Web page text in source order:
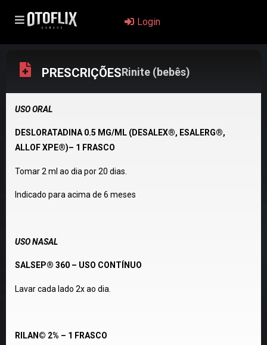
Login
PRESCRIÇÕESRinite (bebês)
USO ORAL
DESLORATADINA 0.5 MG/ML (DESALEX®, ESALERG®,
ALLOF XPE®)– 1 FRASCO
Tomar 2 ml ao dia por 20 dias.
Indicado para acima de 6 meses
USO NASAL
SALSEP® 360 – USO CONTÍNUO
Lavar cada lado 2x ao dia.
RILAN© 2% – 1 FRASCO